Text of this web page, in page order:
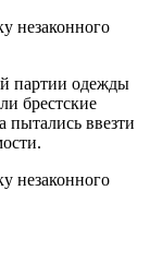
партии одежды
брестские
ввезти